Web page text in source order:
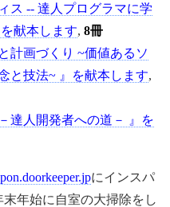
ス -- 達人プログラマに学
献本します, 8冊
計画づくり ~価値あるソ
と技法~ 』を献本します,
達人開発者への道－ 』を
にインスパ
年始に自室の大掃除をし